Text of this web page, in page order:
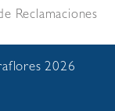
Reclamaciones
2026